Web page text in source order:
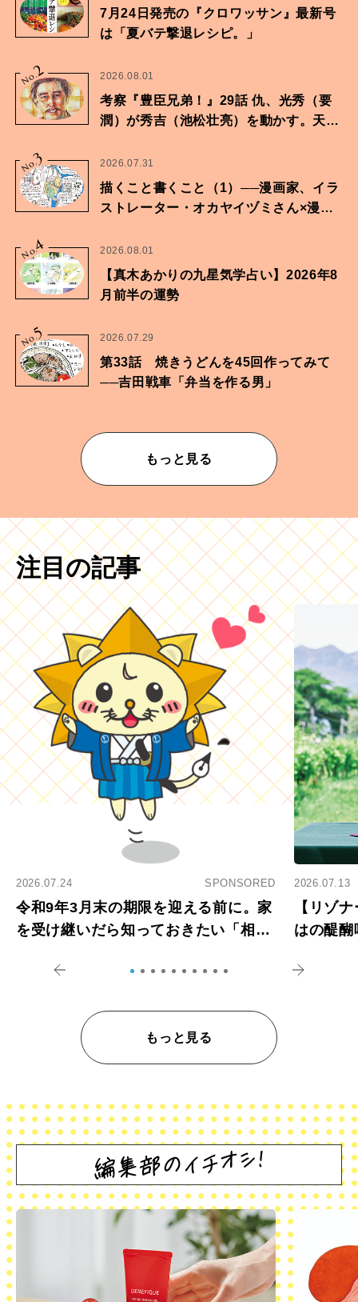
7月24日発売の『クロワッサン』最新号
は「夏バテ撃退レシピ。」
No.2 2026.08.01
考察『豊臣兄弟！』29話 仇、光秀（要
潤）が秀吉（池松壮亮）を動かす。天下
No.
3 2026.07.31
描くこと書くこと（1）──漫画家、イラ
ストレーター・オカヤイヅミさん×漫画
No.
4 2026.08.01
【真木あかりの九星気学占い】2026年8
月前半の運勢
No.
5 2026.07.29
第33話 焼きうどんを45回作ってみて
──吉田戦車「弁当を作る男」
もっと見る
注目の記事
2026.07.24 SPONSORED
令和9年3月末の期限を迎える前に。家
を受け継いだら知っておきたい「相続
2026.07.13
【リゾ
はの醍
もっと見る